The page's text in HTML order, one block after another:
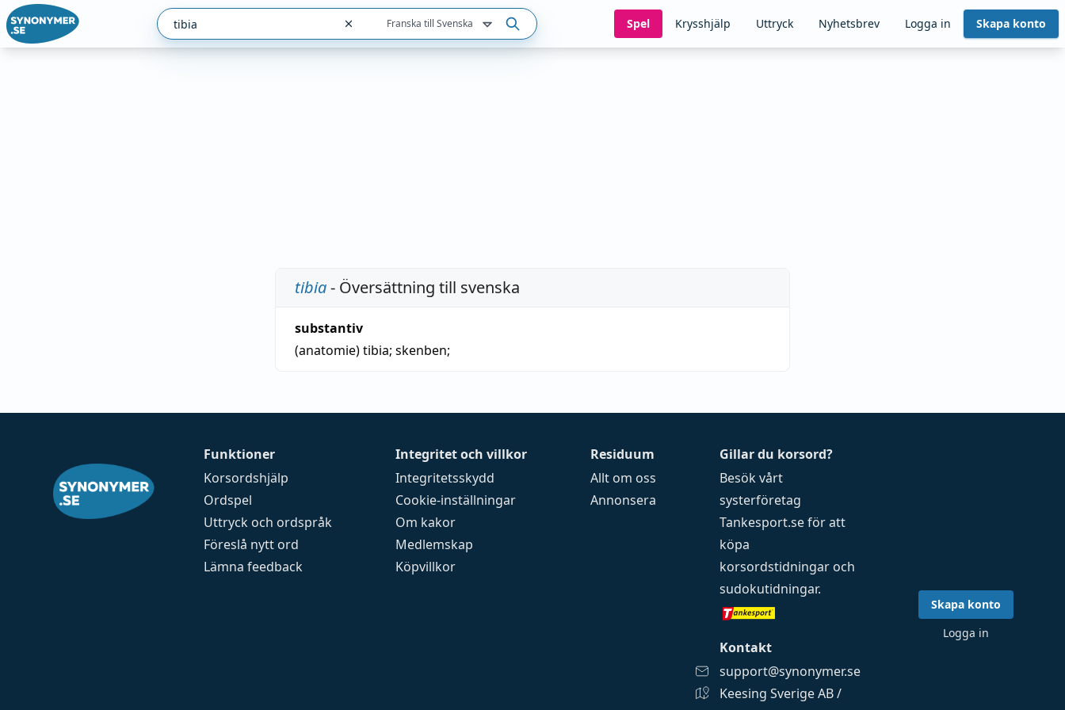
Franska till Svenska Spel Krysshjälp Uttryck Nyhetsbrev Logga in Skapa konto
tibia- Översättning till svenska
substantiv
(anatomie)tibia; skenben;
Funktioner
Korsordshjälp
Ordspel
Uttryck och ordspråk
Föreslå nytt ord
Lämna feedback
Integritet och villkor
Integritetsskydd
Cookie-inställningar
Om kakor
Medlemskap
Köpvillkor
Residuum
Allt om oss
Annonsera
Gillar du korsord?
Besök vårt
systerföretag
Tankesport.seför att
köpa
korsordstidningar och
sudokutidningar.
Kontakt
support@synonymer.se
Keesing Sverige AB /
Skapa konto
Logga in